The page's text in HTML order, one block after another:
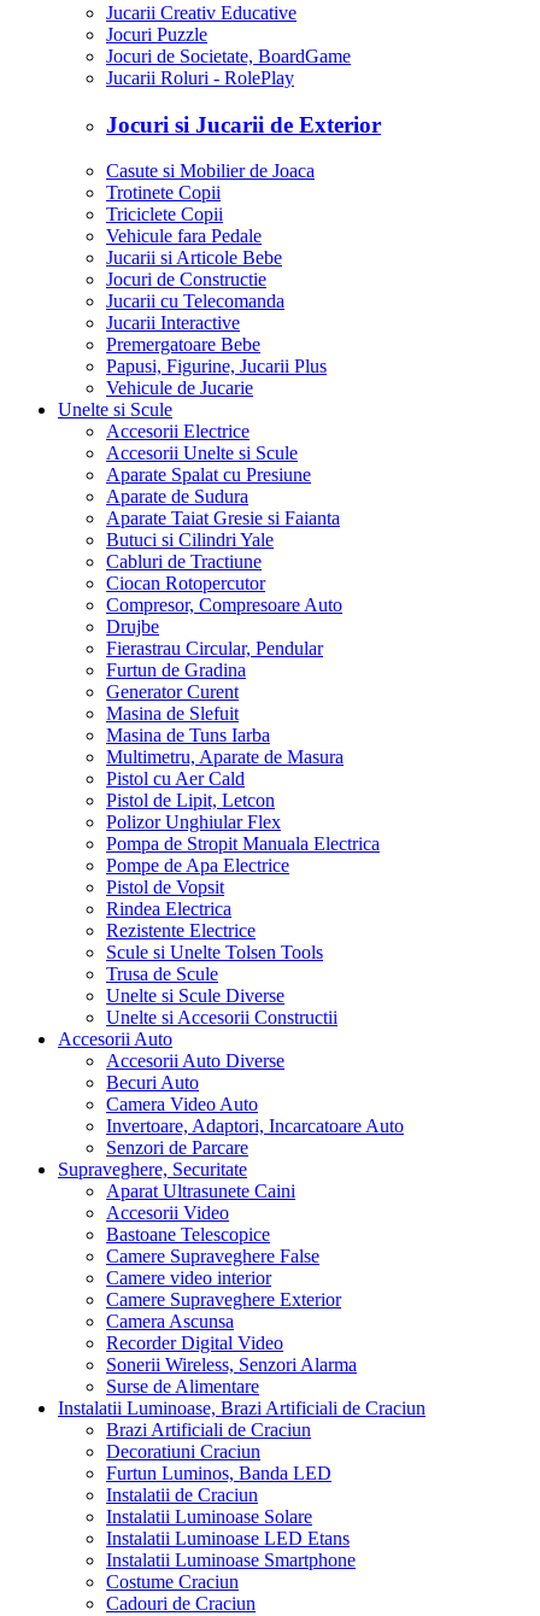
Jucarii Creativ Educative
Jocuri Puzzle
Jocuri de Societate, BoardGame
Jucarii Roluri - RolePlay
Jocuri si Jucarii de Exterior
Casute si Mobilier de Joaca
Trotinete Copii
Triciclete Copii
Vehicule fara Pedale
Jucarii si Articole Bebe
Jocuri de Constructie
Jucarii cu Telecomanda
Jucarii Interactive
Premergatoare Bebe
Papusi, Figurine, Jucarii Plus
Vehicule de Jucarie
Unelte si Scule
Accesorii Electrice
Accesorii Unelte si Scule
Aparate Spalat cu Presiune
Aparate de Sudura
Aparate Taiat Gresie si Faianta
Butuci si Cilindri Yale
Cabluri de Tractiune
Ciocan Rotopercutor
Compresor, Compresoare Auto
Drujbe
Fierastrau Circular, Pendular
Furtun de Gradina
Generator Curent
Masina de Slefuit
Masina de Tuns Iarba
Multimetru, Aparate de Masura
Pistol cu Aer Cald
Pistol de Lipit, Letcon
Polizor Unghiular Flex
Pompa de Stropit Manuala Electrica
Pompe de Apa Electrice
Pistol de Vopsit
Rindea Electrica
Rezistente Electrice
Scule si Unelte Tolsen Tools
Trusa de Scule
Unelte si Scule Diverse
Unelte si Accesorii Constructii
Accesorii Auto
Accesorii Auto Diverse
Becuri Auto
Camera Video Auto
Invertoare, Adaptori, Incarcatoare Auto
Senzori de Parcare
Supraveghere, Securitate
Aparat Ultrasunete Caini
Accesorii Video
Bastoane Telescopice
Camere Supraveghere False
Camere video interior
Camere Supraveghere Exterior
Camera Ascunsa
Recorder Digital Video
Sonerii Wireless, Senzori Alarma
Surse de Alimentare
Instalatii Luminoase, Brazi Artificiali de Craciun
Brazi Artificiali de Craciun
Decoratiuni Craciun
Furtun Luminos, Banda LED
Instalatii de Craciun
Instalatii Luminoase Solare
Instalatii Luminoase LED Etans
Instalatii Luminoase Smartphone
Costume Craciun
Cadouri de Craciun